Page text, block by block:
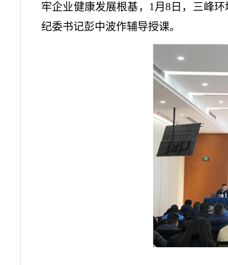
牢企业健康发展根基， 1月8 日，三峰
纪委书记彭中波作辅导授课。